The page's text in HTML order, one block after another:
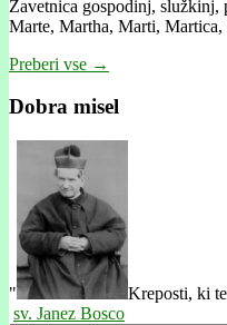
Zavetnica gospodinj, služkinj,
Marte, Martha, Marti,
Preberi vse →
Dobra misel
"
Kreposti, ki
sv. Janez Bosco